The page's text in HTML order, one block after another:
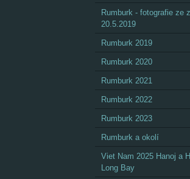
Rumburk - fotografie ze
20.5.2019
Rumburk 2019
Rumburk 2020
Rumburk 2021
Rumburk 2022
Rumburk 2023
Rumburk a okolí
Viet Nam 2025 Hanoj a
Long Bay